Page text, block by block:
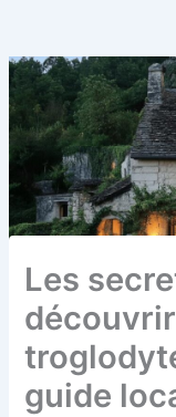
Les
guide